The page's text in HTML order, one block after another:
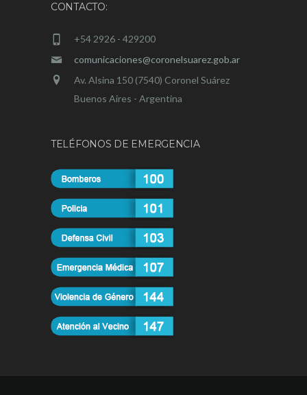
CONTACTO:
+54 2926 - 429200
comunicaciones@coronelsuarez.gob.ar
Av. Alsina 150 (7540) Coronel Suárez
Buenos Aires - Argentina
TELÉFONOS DE EMERGENCIA